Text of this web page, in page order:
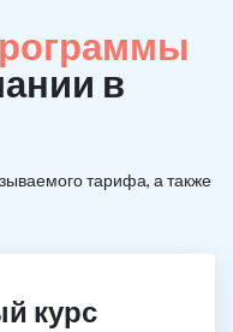
в
тарифа, а также
курс